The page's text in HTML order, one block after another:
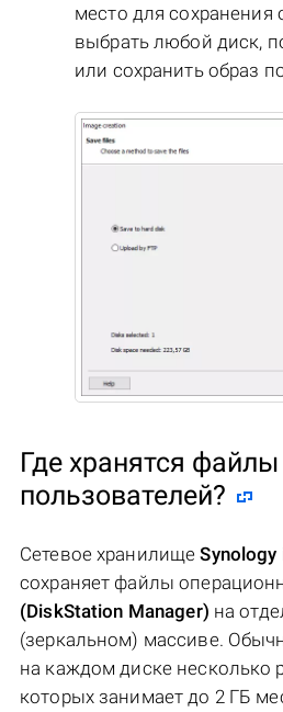
место для сохранения
выбрать любой диск,
или сохранить образ
Где хранятся файлы
пользователей?
Сетевое хранилищеSynology
сохраняет файлы
(DiskStation Manager) на
(зеркальном) массиве.
на каждом диске несколько
которых занимает до 2 ГБ